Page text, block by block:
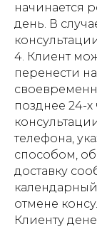
начинается
день. В
4. Клиент
перенести
позднее 24-
телефона,
способом,
доставку
отмене
Клиенту